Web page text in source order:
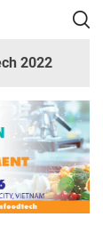
2022